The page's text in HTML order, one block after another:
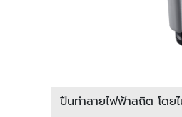
ปืนทำลายไฟฟ้าสถิต โดยไ